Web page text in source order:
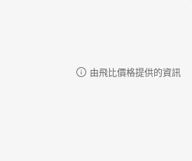
由飛比價格提供的資訊